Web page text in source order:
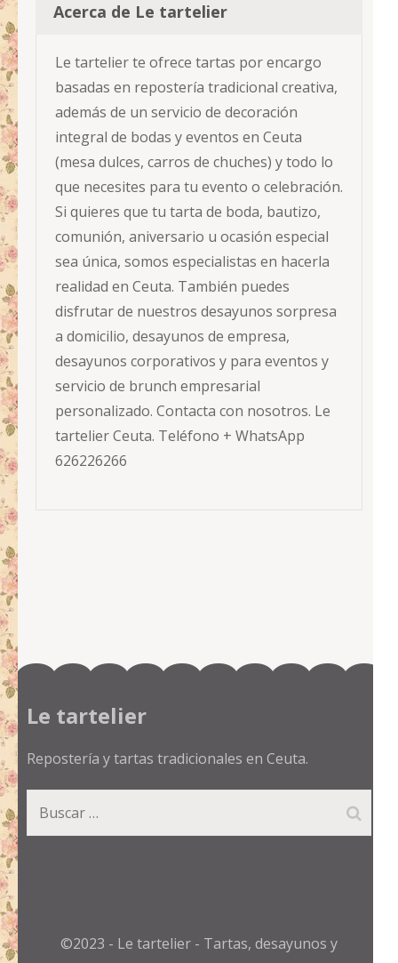
Acerca de Le tartelier
Le tartelier te ofrece tartas por encargo
basadas en repostería tradicional creativa,
además de un servicio de decoración
integral de bodas y eventos en Ceuta
(mesa dulces, carros de chuches) y todo lo
que necesites para tu evento o celebración.
Si quieres que tu tarta de boda, bautizo,
comunión, aniversario u ocasión especial
sea única, somos especialistas en hacerla
realidad en Ceuta. También puedes
disfrutar de nuestros desayunos sorpresa
a domicilio, desayunos de empresa,
desayunos corporativos y para eventos y
servicio de brunch empresarial
personalizado. Contacta con nosotros. Le
tartelier Ceuta. Teléfono + WhatsApp
626226266
Le tartelier
Repostería y tartas tradicionales en Ceuta.
Buscar:
©2023 - Le tartelier - Tartas, desayunos y